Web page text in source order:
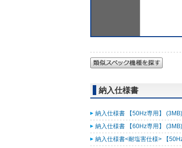
納入仕様書
納入仕様書 【50Hz専用】 (3MB)
納入仕様書 【60Hz専用】 (3MB)
納入仕様書<耐塩害仕様> 【